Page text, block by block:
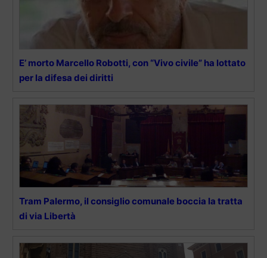
E’ morto Marcello Robotti, con “Vivo civile” ha lottato
per la difesa dei diritti
Tram Palermo, il consiglio comunale boccia la tratta
di via Libertà